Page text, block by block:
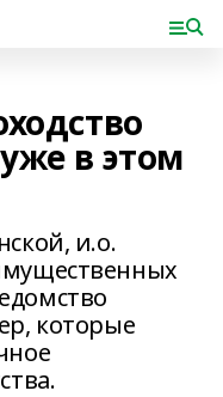
в этом
и.о.
которые